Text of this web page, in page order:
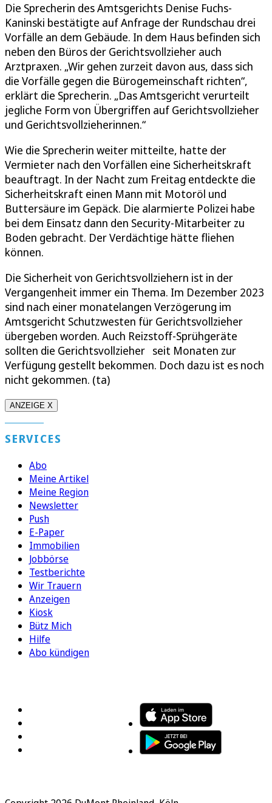
Die Sprecherin des Amtsgerichts Denise Fuchs-
Kaninski bestätigte auf Anfrage der Rundschau drei
Vorfälle an dem Gebäude. In dem Haus befinden sich
neben den Büros der Gerichtsvollzieher auch
Arztpraxen. „Wir gehen zurzeit davon aus, dass sich
die Vorfälle gegen die Bürogemeinschaft richten“,
erklärt die Sprecherin. „Das Amtsgericht verurteilt
jegliche Form von Übergriffen auf Gerichtsvollzieher
und Gerichtsvollzieherinnen.“
Wie die Sprecherin weiter mitteilte, hatte der
Vermieter nach den Vorfällen eine Sicherheitskraft
beauftragt. In der Nacht zum Freitag entdeckte die
Sicherheitskraft einen Mann mit Motoröl und
Buttersäure im Gepäck. Die alarmierte Polizei habe
bei dem Einsatz dann den Security-Mitarbeiter zu
Boden gebracht. Der Verdächtige hätte fliehen
können.
Die Sicherheit von Gerichtsvollziehern ist in der
Vergangenheit immer ein Thema. Im Dezember 2023
sind nach einer monatelangen Verzögerung im
Amtsgericht Schutzwesten für Gerichtsvollzieher
übergeben worden. Auch Reizstoff-Sprühgeräte
sollten die Gerichtsvollzieher seit Monaten zur
Verfügung gestellt bekommen. Doch dazu ist es noch
nicht gekommen. (ta)
ANZEIGE X
SERVICES
Abo
Meine Artikel
Meine Region
Newsletter
Push
E-Paper
Immobilien
Jobbörse
Testberichte
Wir Trauern
Anzeigen
Kiosk
Bütz Mich
Hilfe
Abo kündigen